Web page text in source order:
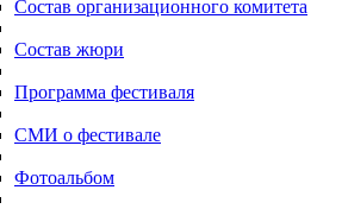
Состав организационного комитета
Состав жюри
Программа фестиваля
СМИ о фестивале
Фотоальбом